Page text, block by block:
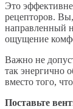
Это
рецепторов.
направленный
ощущение
Важно не
так энергично
вместо того,
Поставьте